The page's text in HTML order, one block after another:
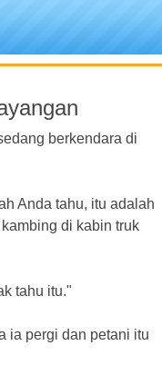
berkendara di
Anda tahu, itu adalah
di kabin truk
tahu itu."
ia pergi dan petani itu